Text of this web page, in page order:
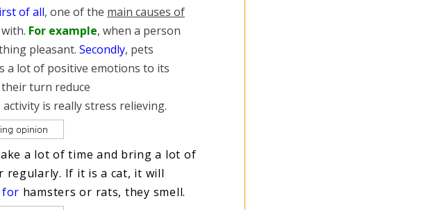
of all, one of the main causes of
For example, when a person
pleasant. Secondly, pets
a lot of positive emotions to its
turn reduce
is really stress relieving.
a lot of time and bring a lot of
regularly. If it is a cat, it will
for hamsters or rats, they smell.